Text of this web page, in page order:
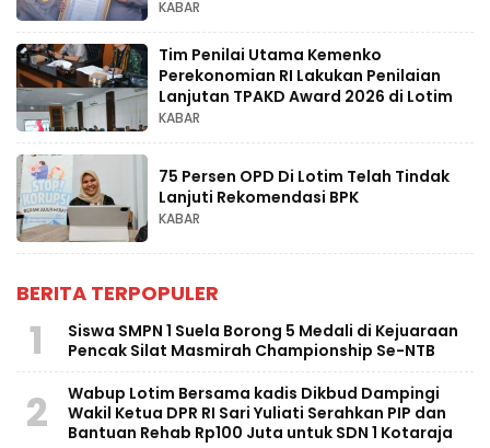
KABAR
Tim Penilai Utama Kemenko
Perekonomian RI Lakukan Penilaian
Lanjutan TPAKD Award 2026 di Lotim
KABAR
75 Persen OPD Di Lotim Telah Tindak
Lanjuti Rekomendasi BPK
KABAR
BERITA TERPOPULER
1
Siswa SMPN 1 Suela Borong 5 Medali di Kejuaraan
Pencak Silat Masmirah Championship Se-NTB
2
Wabup Lotim Bersama kadis Dikbud Dampingi
Wakil Ketua DPR RI Sari Yuliati Serahkan PIP dan
Bantuan Rehab Rp100 Juta untuk SDN 1 Kotaraja